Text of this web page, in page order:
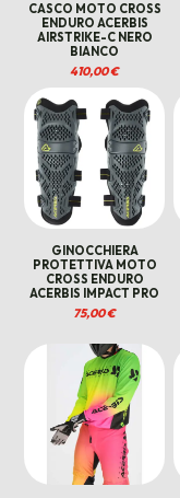
CASCO MOTO CROSS
ENDURO ACERBIS
AIRSTRIKE-C NERO
BIANCO
410,00€
GINOCCHIERA
PROTETTIVA MOTO
CROSS ENDURO
ACERBIS IMPACT PRO
75,00€